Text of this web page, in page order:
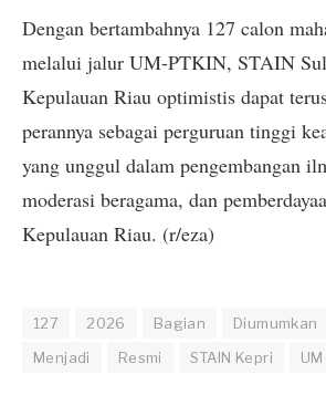
Dengan bertambahnya 127 calon
melalui jalur UM-PTKIN, STAIN
Kepulauan Riau optimistis dapat
perannya sebagai perguruan tinggi
yang unggul dalam pengembangan
moderasi beragama, dan
Kepulauan Riau. (r/eza)
127 2026 Bagian Diumumkan
Menjadi
Resmi STAIN Kepri